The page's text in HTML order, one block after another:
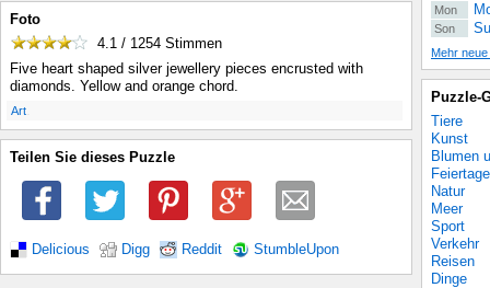
Foto
4.1 / 1254 Stimmen
Five heart shaped silver jewellery pieces encrusted with
diamonds. Yellow and orange chord.
Art
Teilen Sie dieses Puzzle
Delicious Digg Reddit StumbleUpon
Mon
Son
Mehr
Puzzle-
Tiere
Kunst
Blumen
Feiertage
Natur
Meer
Sport
Verkehr
Reisen
Dinge